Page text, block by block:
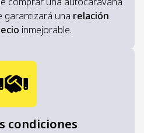
garantizará una relación
inmejorable.
condiciones